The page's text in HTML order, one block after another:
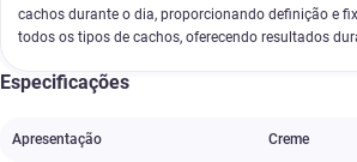
cachos durante o dia, proporcionando definição e
todos os tipos de cachos, oferecendo resultados
Especificações
Apresentação Creme